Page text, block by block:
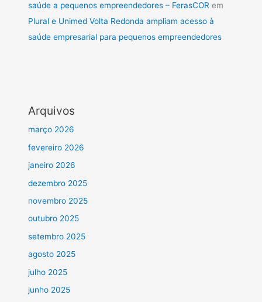
saúde a pequenos empreendedores – FerasCOR em
Plural e Unimed Volta Redonda ampliam acesso à
saúde empresarial para pequenos empreendedores
Arquivos
março 2026
fevereiro 2026
janeiro 2026
dezembro 2025
novembro 2025
outubro 2025
setembro 2025
agosto 2025
julho 2025
junho 2025